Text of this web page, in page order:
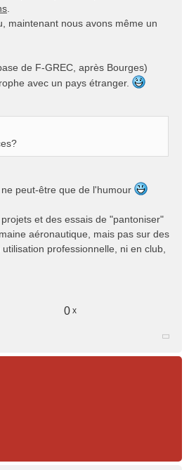
maintenant nous avons même un
de F-GREC, après Bourges)
avec un pays étranger.
peut-être que de l'humour
et des essais de "pantoniser"
aéronautique, mais pas sur des
professionnelle, ni en club,
0 x